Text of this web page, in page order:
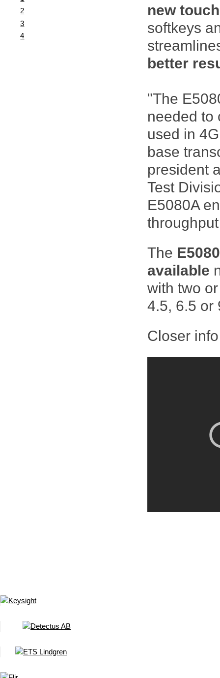
new
softkeys
better
"The
needed to
used in
base
president
Test
E5080A
The
available
with two
4.5, 6.5 or
Closer
2
3
4